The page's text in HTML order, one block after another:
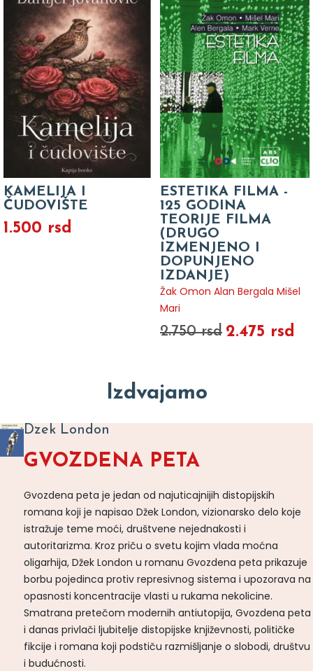
KAMELIJA I
ČUDOVIŠTE
1.500 rsd
ESTETIKA FILMA -
125 GODINA
TEORIJE FILMA
(DRUGO
IZMENJENO I
DOPUNJENO
IZDANJE)
Žak Omon Alan Bergala Mišel
Mari
2.750 rsd 2.475 rsd
Izdvajamo
Dzek London
GVOZDENA PETA
Gvozdena peta je jedan od najuticajnijih distopijskih
romana koji je napisao Džek London, vizionarsko delo koje
istražuje teme moći, društvene nejednakosti i
autoritarizma. Kroz priču o svetu kojim vlada moćna
oligarhija, Džek London u romanu Gvozdena peta prikazuje
borbu pojedinca protiv represivnog sistema i upozorava na
opasnosti koncentracije vlasti u rukama nekolicine.
Smatrana pretečom modernih antiutopija, Gvozdena peta
i danas privlači ljubitelje distopijske književnosti, političke
fikcije i romana koji podstiču razmišljanje o slobodi, društvu
i budućnosti.